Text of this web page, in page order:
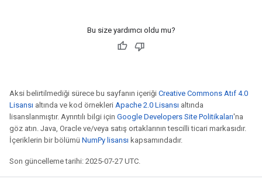
Bu size yardımcı oldu mu?
Aksi belirtilmediği sürece bu sayfanın içeriği Creative Commons Atıf 4.0
Lisansı altında ve kod örnekleri Apache 2.0 Lisansı altında
lisanslanmıştır. Ayrıntılı bilgi için Google Developers Site Politikaları'na
göz atın. Java, Oracle ve/veya satış ortaklarının tescilli ticari markasıdır.
İçeriklerin bir bölümü NumPy lisansı kapsamındadır.
Son güncelleme tarihi: 2025-07-27 UTC.